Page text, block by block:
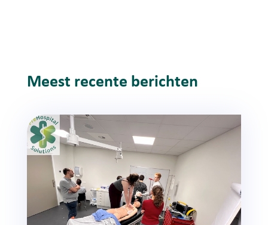
Meest recente berichten